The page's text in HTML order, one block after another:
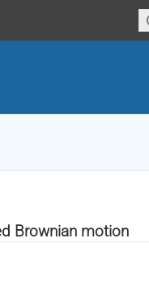
Brownian motion